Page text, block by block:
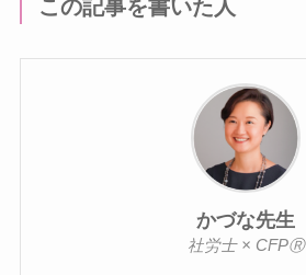
この記事を書いた人
かづな先生
社労士 × CFPⓇ